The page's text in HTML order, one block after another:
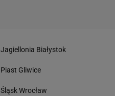
Jagiellonia Białystok
Piast Gliwice
Śląsk Wrocław